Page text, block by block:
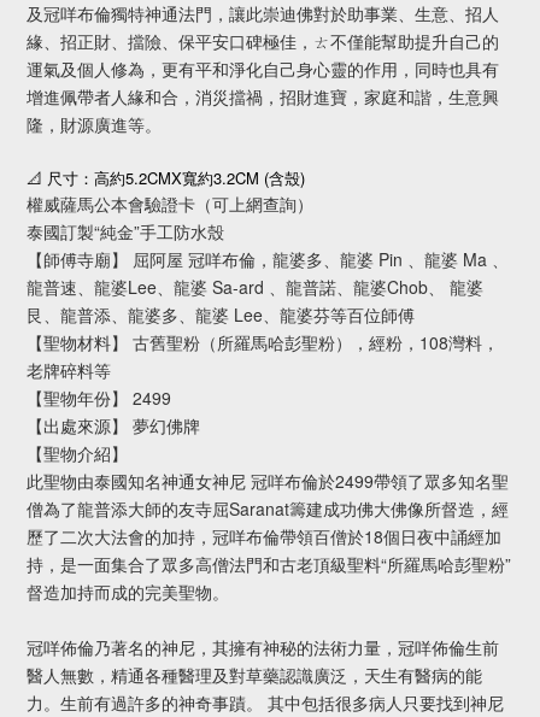
及冠咩布倫獨特神通法門，讓此崇迪佛對於助事業、生意、招人
緣、招正財、擋險、保平安口碑極佳，ㄊ不僅能幫助提升自己的
運氣及個人修為，更有平和淨化自己身心靈的作用，同時也具有
增進佩帶者人緣和合，消災擋禍，招財進寶，家庭和諧，生意興
隆，財源廣進等。
📐 尺寸：高約5.2CMX寬約3.2CM (含殼)
權威薩馬公本會驗證卡（可上網查詢）
泰國訂製“純金”手工防水殼
【師傅寺廟】 屈阿屋 冠咩布倫，龍婆多、龍婆 Pin 、龍婆 Ma 、
龍普速、龍婆Lee、龍婆 Sa-ard 、龍普諾、龍婆Chob、 龍婆
艮、龍普添、龍婆多、龍婆 Lee、龍婆芬等百位師傅
【聖物材料】 古舊聖粉（所羅馬哈彭聖粉），經粉，108灣料，
老牌碎料等
【聖物年份】 2499
【出處來源】 夢幻佛牌
【聖物介紹】
此聖物由泰國知名神通女神尼 冠咩布倫於2499帶領了眾多知名聖
僧為了龍普添大師的友寺屈Saranat籌建成功佛大佛像所督造，經
歷了二次大法會的加持，冠咩布倫帶領百僧於18個日夜中誦經加
持，是一面集合了眾多高僧法門和古老頂級聖料“所羅馬哈彭聖粉”
督造加持而成的完美聖物。
冠咩佈倫乃著名的神尼，其擁有神秘的法術力量，冠咩佈倫生前
醫人無數，精通各種醫理及對草藥認識廣泛，天生有醫病的能
力。生前有過許多的神奇事蹟。 其中包括很多病人只要找到神尼